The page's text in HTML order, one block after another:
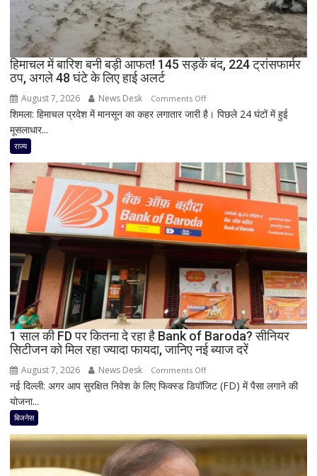
4
की
मौत,
कई
घायल
हिमाचल में बारिश बनी बड़ी आफत! 145 सड़कें बंद, 224 ट्रांसफार्मर
ठप, अगले 48 घंटे के लिए हाई अलर्ट
August 7, 2026 News Desk Comments Offon
हिमाचल
बनी
आफत!
145
ट्रांसफार्मर
ठप,
अगले
48
घंटे
के
हाई
शिमला: हिमाचल प्रदेश में मानसून का कहर लगातार जारी है। पिछले 24 घंटों में हुई
मूसलाधार...
राज्य
1 साल की FD पर कितना दे रहा है Bank of Baroda? सीनियर
सिटीजन को मिल रहा ज्यादा फायदा, जानिए नई ब्याज दरें
August 7, 2026 News Desk Comments Offon
1
FD
पर
कितना
नई दिल्ली: अगर आप सुरक्षित निवेश के लिए फिक्स्ड डिपॉजिट (FD) में पैसा लगाने की
योजना...
बिजनेस